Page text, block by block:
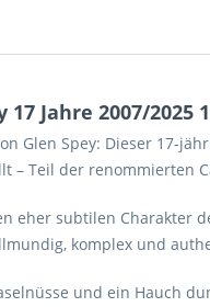
Jahre 2007/2025
Glen Spey: Dieser 17-
– Teil der renommierten
eher subtilen Charakter
komplex und
und ein Hauch